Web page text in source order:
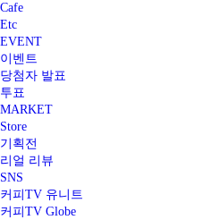
Cafe
Etc
EVENT
이벤트
당첨자 발표
투표
MARKET
Store
기획전
리얼 리뷰
SNS
커피TV 유니트
커피TV Globe